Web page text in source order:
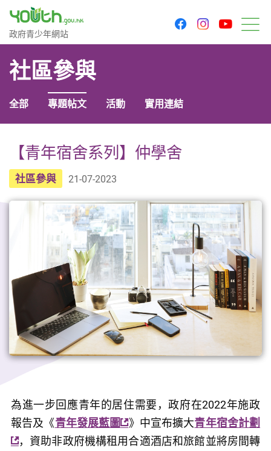
政府青少年網站
政府青少年網站
facebookinstagram
社區參與
全部 專題帖文 活動 實用連結
【青年宿舍系列】仲學舍
社區參與 21-07-2023
為進一步回應青年的居住需要，政府在2022年施政
報告及《青年發展藍圖 》中宣布擴大青年宿舍計劃
，資助非政府機構租用合適酒店和旅館並將房間轉